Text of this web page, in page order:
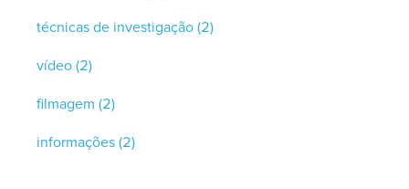
técnicas de investigação(2)
vídeo(2)
filmagem (2)
informações(2)